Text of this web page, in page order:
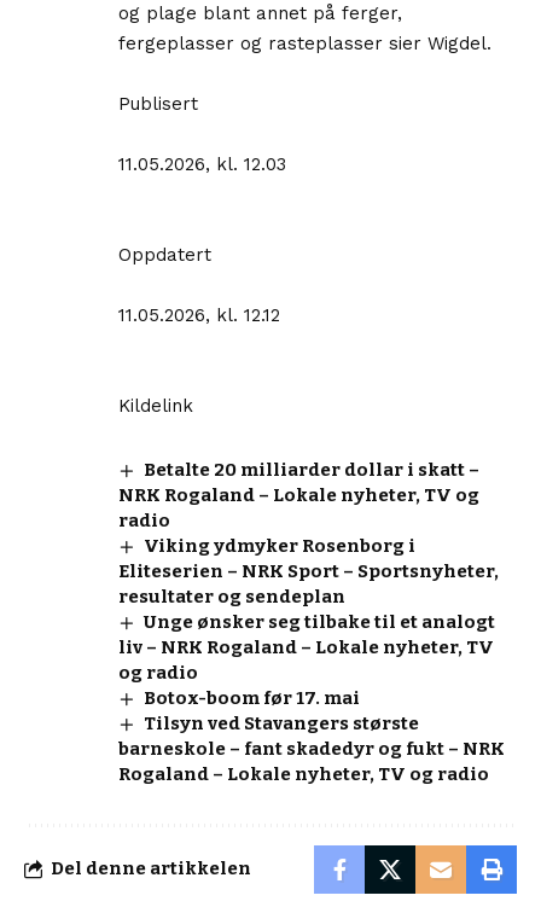
og plage blant annet på ferger,
fergeplasser og rasteplasser sier Wigdel.
Publisert
11.05.2026, kl. 12.03
Oppdatert
11.05.2026, kl. 12.12
Kildelink
Betalte 20 milliarder dollar i skatt –
NRK Rogaland – Lokale nyheter, TV og
radio
Viking ydmyker Rosenborg i
Eliteserien – NRK Sport – Sportsnyheter,
resultater og sendeplan
Unge ønsker seg tilbake til et analogt
liv – NRK Rogaland – Lokale nyheter, TV
og radio
Botox-boom før 17. mai
Tilsyn ved Stavangers største
barneskole – fant skadedyr og fukt – NRK
Rogaland – Lokale nyheter, TV og radio
Del denne artikkelen